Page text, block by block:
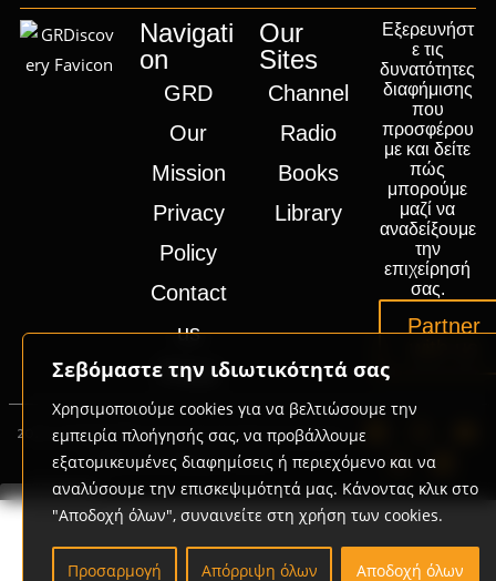
Σεβόμαστε την ιδιωτικότητά σας
Χρησιμοποιούμε cookies για να βελτιώσουμε την
εμπειρία πλοήγησής σας, να προβάλλουμε
εξατομικευμένες διαφημίσεις ή περιεχόμενο και να
αναλύσουμε την επισκεψιμότητά μας. Κάνοντας κλικ στο
"Αποδοχή όλων", συναινείτε στη χρήση των cookies.
Προσαρμογή Απόρριψη όλων Αποδοχή όλων
Navigati
on
GRD
Our
Mission
Privacy
Policy
Contact
us
Press
Our
Sites
Channel
Radio
Books
Library
Εξερευνήστ
ε τις
δυνατότητες
διαφήμισης
που
προσφέρου
με και δείτε
πώς
μπορούμε
μαζί να
αναδείξουμε
την
επιχείρησή
σας.
Partner
2020-2026 © GRD Group | Powered byPromotech
Digital Marketing Lab Greece